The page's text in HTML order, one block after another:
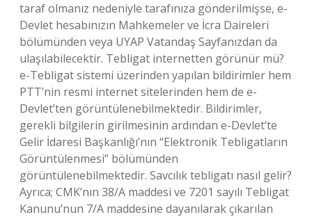
taraf olmanız nedeniyle tarafınıza gönderilmişse, e-
Devlet hesabınızın Mahkemeler ve İcra Daireleri
bölümünden veya UYAP Vatandaş Sayfanızdan da
ulaşılabilecektir. Tebligat internetten görünür mü?
e-Tebligat sistemi üzerinden yapılan bildirimler hem
PTT’nin resmi internet sitelerinden hem de e-
Devlet’ten görüntülenebilmektedir. Bildirimler,
gerekli bilgilerin girilmesinin ardından e-Devlet’te
Gelir İdaresi Başkanlığı’nın “Elektronik Tebligatların
Görüntülenmesi” bölümünden
görüntülenebilmektedir. Savcılık tebligatı nasıl gelir?
Ayrıca; CMK’nın 38/A maddesi ve 7201 sayılı Tebligat
Kanunu’nun 7/A maddesine dayanılarak çıkarılan